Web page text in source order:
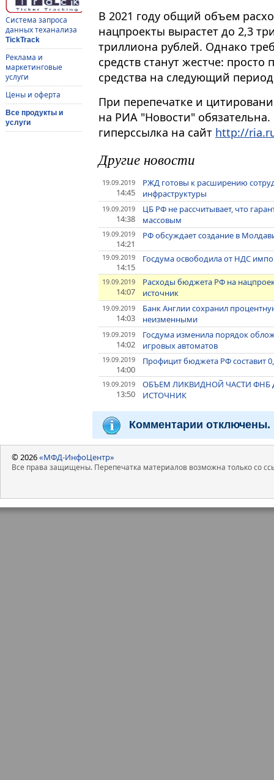
Система запроса
данных теханализа
TickTrack
Реклама и
маркетинговые
услуги
Цены и оферта
Все продукты и
услуги
В 2021 году общий объем
нацпроекты вырастет до 2,3
триллиона рублей. Однако
средств станут жестче:
средства на следующий
При перепечатке и
на РИА "Новости"
гиперссылка на сайт http://
Другие новости
19.09.2019
14:45
РЖД готовы к расширению
инфраструктуры
19.09.2019
14:38
ЦБ РФ не рассчитывает, что
массовым
19.09.2019
14:21
РФ обсуждает создание в
19.09.2019
14:15
Госдума освободила от НДС
19.09.2019
14:07
Расходы бюджета РФ на
источник
19.09.2019
14:03
Банк Англии сохранил
неизменными
19.09.2019
14:02
Госдума изменила порядок
игровых автоматов
19.09.2019
14:00
Профицит бюджета РФ составит
19.09.2019
13:50
ОБЪЕМ ЛИКВИДНОЙ ЧАСТИ ФНБ
ИСТОЧНИК
Комментарии отключены.
© 2026«МФД-ИнфоЦентр»
Все права защищены. Перепечатка материалов возможна только со